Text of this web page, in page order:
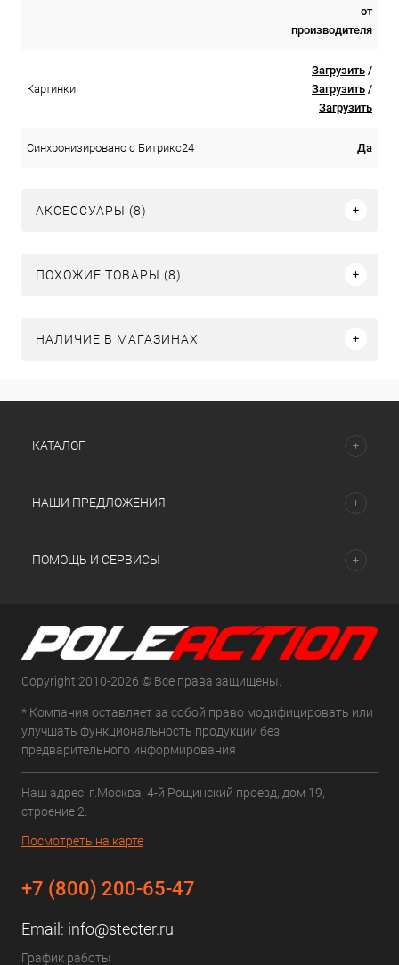
от
производителя
Картинки
Загрузить /
Загрузить /
Загрузить
Синхронизировано с Битрикс24 Да
АКСЕССУАРЫ (8)
ПОХОЖИЕ ТОВАРЫ (8)
НАЛИЧИЕ В МАГАЗИНАХ
КАТАЛОГ
НАШИ ПРЕДЛОЖЕНИЯ
ПОМОЩЬ И СЕРВИСЫ
Copyright 2010-2026 © Все права защищены.
* Компания оставляет за собой право модифицировать или
улучшать функциональность продукции без
предварительного информирования
Наш адрес: г.Москва, 4-й Рощинский проезд, дом 19,
строение 2.
Посмотреть на карте
+7 (800) 200-65-47
Email: info@stecter.ru
График работы